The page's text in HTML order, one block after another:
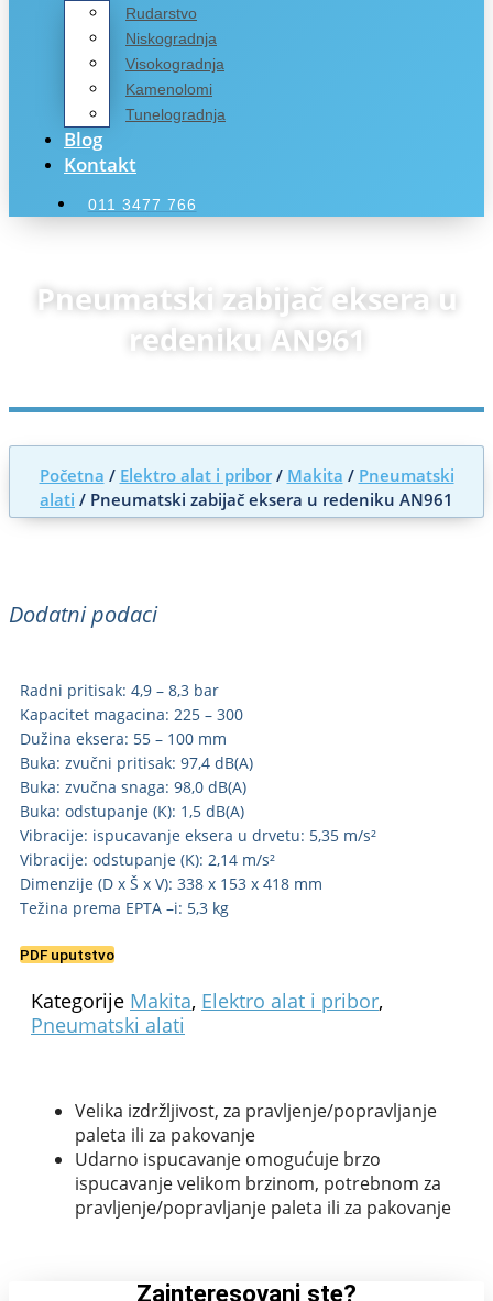
Rudarstvo
Niskogradnja
Visokogradnja
Kamenolomi
Tunelogradnja
Blog
Kontakt
011 3477 766
Pneumatski zabijač eksera u
redeniku AN961
Početna / Elektro alat i pribor/ Makita / Pneumatski
alati / Pneumatski zabijač eksera u redeniku AN961
Dodatni podaci
Radni pritisak: 4,9 – 8,3 bar
Kapacitet magacina: 225 – 300
Dužina eksera: 55 – 100 mm
Buka: zvučni pritisak: 97,4 dB(A)
Buka: zvučna snaga: 98,0 dB(A)
Buka: odstupanje (K): 1,5 dB(A)
Vibracije: ispucavanje eksera u drvetu: 5,35 m/s²
Vibracije: odstupanje (K): 2,14 m/s²
Dimenzije (D x Š x V): 338 x 153 x 418 mm
Težina prema EPTA –i: 5,3 kg
PDF uputstvo
Kategorije Makita, Elektro alat i pribor,
Pneumatski alati
Velika izdržljivost, za pravljenje/popravljanje
paleta ili za pakovanje
Udarno ispucavanje omogućuje brzo
ispucavanje velikom brzinom, potrebnom za
pravljenje/popravljanje paleta ili za pakovanje
Zainteresovani ste?